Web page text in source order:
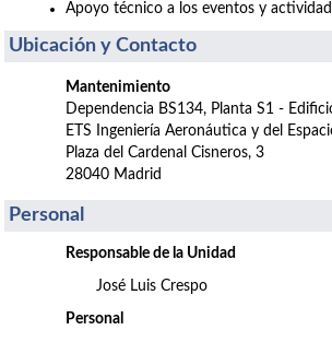
Apoyo técnico a los eventos y
Ubicación y Contacto
Mantenimiento
Dependencia BS134, Planta S1 -
ETS Ingeniería Aeronáutica y del
Plaza del Cardenal Cisneros, 3
28040 Madrid
Personal
Responsable de la Unidad
José Luis Crespo
Personal